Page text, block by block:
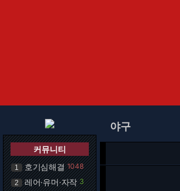
커뮤니티
1 호기심해결 1048
2 레어·유머·자작 3
야구